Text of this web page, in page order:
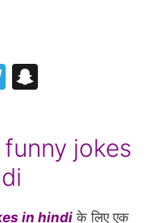
T
gr
a
m
p
h
jokes
in hindiके लिए एक